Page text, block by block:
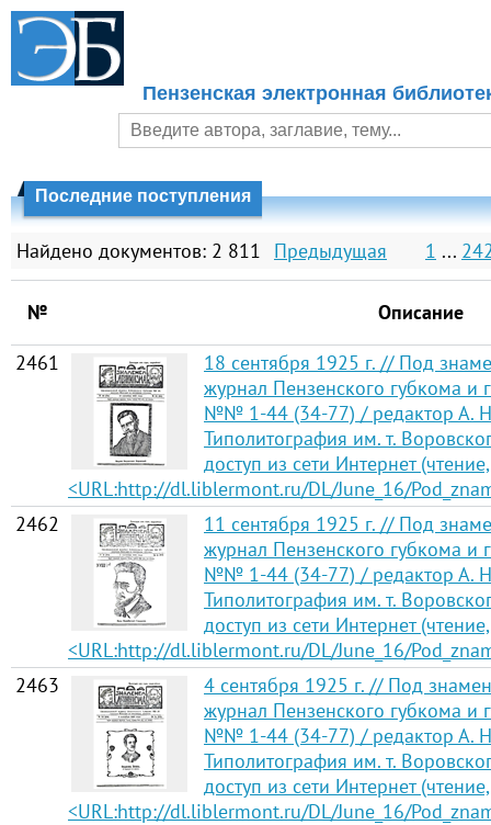
Пензенская электронная
Последние поступления
Найдено документов: 2 811 Предыдущая 1 ...
№
Описание
2461
18 сентября 1925 г. // Под
журнал Пензенского губкома
№№ 1-44 (34-77) / редактор А.
Типолитография им. т.
доступ из сети Интернет
<URL:http://dl.liblermont.ru/DL/June_16/
2462
11 сентября 1925 г. // Под
журнал Пензенского губкома
№№ 1-44 (34-77) / редактор А.
Типолитография им. т.
доступ из сети Интернет
<URL:http://dl.liblermont.ru/DL/June_16/
2463
4 сентября 1925 г. // Под
журнал Пензенского губкома
№№ 1-44 (34-77) / редактор А.
Типолитография им. т.
доступ из сети Интернет
<URL:http://dl.liblermont.ru/DL/June_16/